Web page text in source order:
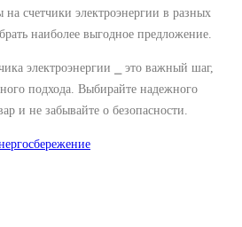
на счетчики электроэнергии в разных
наиболее выгодное предложение.
электроэнергии ⎯ это важный шаг,
подхода. Выбирайте надежного
и не забывайте о безопасности.